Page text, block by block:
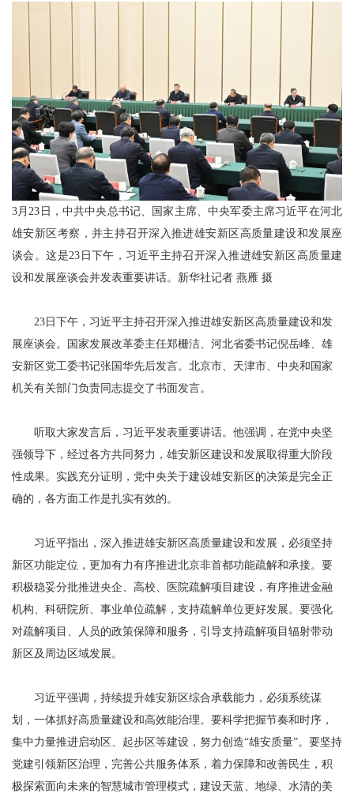
3月23日，中共中央总书记、国家主席、中央军委主席习近平在河北
雄安新区考察，并主持召开深入推进雄安新区高质量建设和发展座
谈会。这是23日下午，习近平主持召开深入推进雄安新区高质量建
设和发展座谈会并发表重要讲话。新华社记者 燕雁 摄
23日下午，习近平主持召开深入推进雄安新区高质量建设和发
展座谈会。国家发展改革委主任郑栅洁、河北省委书记倪岳峰、雄
安新区党工委书记张国华先后发言。北京市、天津市、中央和国家
机关有关部门负责同志提交了书面发言。
听取大家发言后，习近平发表重要讲话。他强调，在党中央坚
强领导下，经过各方共同努力，雄安新区建设和发展取得重大阶段
性成果。实践充分证明，党中央关于建设雄安新区的决策是完全正
确的，各方面工作是扎实有效的。
习近平指出，深入推进雄安新区高质量建设和发展，必须坚持
新区功能定位，更加有力有序推进北京非首都功能疏解和承接。要
积极稳妥分批推进央企、高校、医院疏解项目建设，有序推进金融
机构、科研院所、事业单位疏解，支持疏解单位更好发展。要强化
对疏解项目、人员的政策保障和服务，引导支持疏解项目辐射带动
新区及周边区域发展。
习近平强调，持续提升雄安新区综合承载能力，必须系统谋
划，一体抓好高质量建设和高效能治理。要科学把握节奏和时序，
集中力量推进启动区、起步区等建设，努力创造“雄安质量”。要坚持
党建引领新区治理，完善公共服务体系，着力保障和改善民生，积
极探索面向未来的智慧城市管理模式，建设天蓝、地绿、水清的美